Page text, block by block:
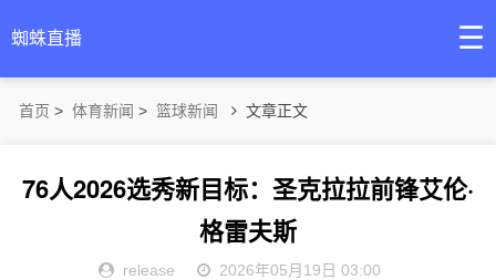
蜘蛛直播 ☰
首页 > 体育新闻 > 篮球新闻 文章正文
76人2026选秀新目标：圣克拉拉前锋艾伦·
格雷夫斯
release 2026年05月19日 03:00